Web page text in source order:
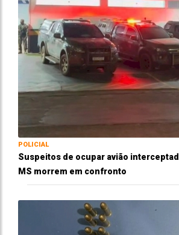
POLICIAL
Suspeitos de ocupar avião
MS morrem em confronto